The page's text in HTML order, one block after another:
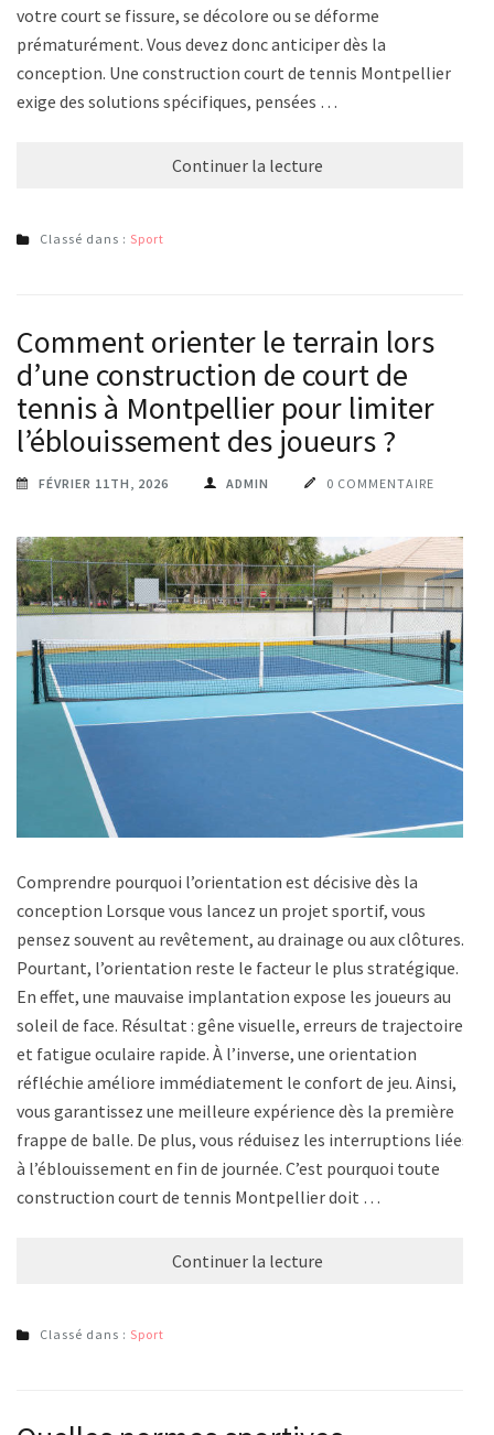
votre court se fissure, se décolore ou se déforme
prématurément. Vous devez donc anticiper dès la
conception. Une construction court de tennis Montpellier
exige des solutions spécifiques, pensées …
Continuer la lecture
Classé dans : Sport
Comment orienter le terrain lors
d’une construction de court de
tennis à Montpellier pour limiter
l’éblouissement des joueurs ?
FÉVRIER 11TH, 2026 ADMIN 0 COMMENTAIRE
Comprendre pourquoi l’orientation est décisive dès la
conception Lorsque vous lancez un projet sportif, vous
pensez souvent au revêtement, au drainage ou aux clôtures.
Pourtant, l’orientation reste le facteur le plus stratégique.
En effet, une mauvaise implantation expose les joueurs au
soleil de face. Résultat : gêne visuelle, erreurs de trajectoire
et fatigue oculaire rapide. À l’inverse, une orientation
réfléchie améliore immédiatement le confort de jeu. Ainsi,
vous garantissez une meilleure expérience dès la première
frappe de balle. De plus, vous réduisez les interruptions liées
à l’éblouissement en fin de journée. C’est pourquoi toute
construction court de tennis Montpellier doit …
Continuer la lecture
Classé dans : Sport